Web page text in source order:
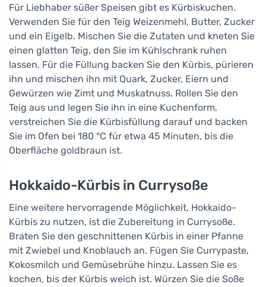
Für Liebhaber süßer Speisen gibt es Kürbiskuchen.
Verwenden Sie für den Teig Weizenmehl, Butter, Zucker
und ein Eigelb. Mischen Sie die Zutaten und kneten Sie
einen glatten Teig, den Sie im Kühlschrank ruhen
lassen. Für die Füllung backen Sie den Kürbis, pürieren
ihn und mischen ihn mit Quark, Zucker, Eiern und
Gewürzen wie Zimt und Muskatnuss. Rollen Sie den
Teig aus und legen Sie ihn in eine Kuchenform,
verstreichen Sie die Kürbisfüllung darauf und backen
Sie im Ofen bei 180 °C für etwa 45 Minuten, bis die
Oberfläche goldbraun ist.
Hokkaido-Kürbis in Currysoße
Eine weitere hervorragende Möglichkeit, Hokkaido-
Kürbis zu nutzen, ist die Zubereitung in Currysoße.
Braten Sie den geschnittenen Kürbis in einer Pfanne
mit Zwiebel und Knoblauch an. Fügen Sie Currypaste,
Kokosmilch und Gemüsebrühe hinzu. Lassen Sie es
kochen, bis der Kürbis weich ist. Würzen Sie die Soße